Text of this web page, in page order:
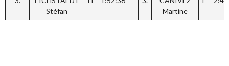
Stéfan
Martine